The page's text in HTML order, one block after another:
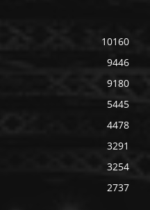
10160
9446
9180
5445
4478
3291
3254
2737